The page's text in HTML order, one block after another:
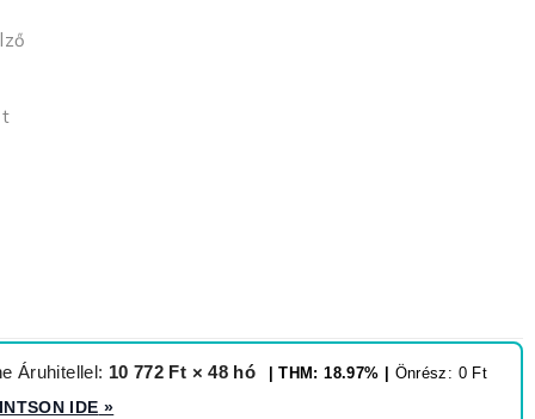
Áruhitellel: 10 772 Ft × 48 hó | THM: 18.97% | Önrész: 0 Ft
IDE »